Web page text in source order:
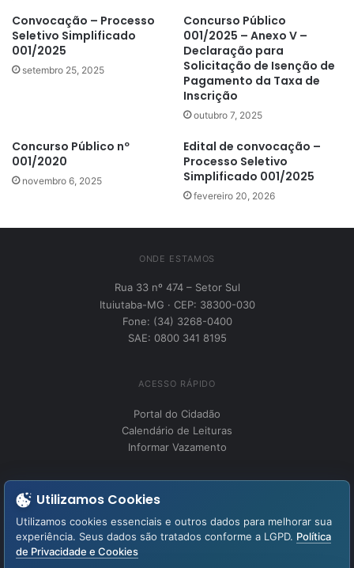
Convocação – Processo
Seletivo Simplificado
001/2025
setembro 25, 2025
Concurso Público
001/2025 – Anexo V –
Declaração para
Solicitação de Isenção de
Pagamento da Taxa de
Inscrição
outubro 7, 2025
Concurso Público nº
001/2020
novembro 6, 2025
Edital de convocação –
Processo Seletivo
Simplificado 001/2025
fevereiro 20, 2026
ONDE ESTAMOS
Rua 33 nº 474 – Setor Sul
Ituiutaba-MG · CEP: 38300-030
Fone: (34) 3268-0400
SAE: 0800 341 8195
ACESSO RÁPIDO
Portal do Cidadão
Calendário de Leituras
Informar Vazamento
Perguntas Frequentes
Fale Conosco
LGPD – Lei Geral de Proteção de Dados
Utilizamos Cookies
Utilizamos cookies essenciais e outros dados para melhorar sua
experiência. Seus dados são tratados conforme a LGPD. Política
de Privacidade e Cookies